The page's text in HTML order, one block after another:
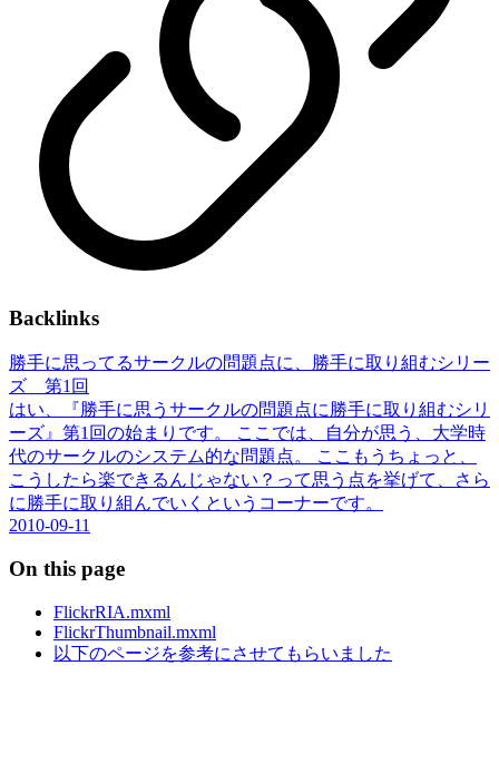
Backlinks
勝手に思ってるサークルの問題点に、勝手に取り組むシリー
ズ 第1回
はい、『勝手に思うサークルの問題点に勝手に取り組むシリ
ーズ』第1回の始まりです。 ここでは、自分が思う、大学時
代のサークルのシステム的な問題点。 ここもうちょっと、
こうしたら楽できるんじゃない？って思う点を挙げて、さら
に勝手に取り組んでいくというコーナーです。
2010-09-11
On this page
FlickrRIA.mxml
FlickrThumbnail.mxml
以下のページを参考にさせてもらいました